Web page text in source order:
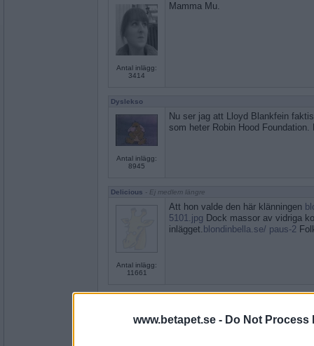
www.betapet.se - Do Not Process
Antal inlägg:
3414
Mamma Mu.
Dyslekso
Antal inlägg:
8945
Nu ser jag att Lloyd Blankfein
som heter Robin Hood
Delicious - Ej medlem längre
Antal inlägg:
11661
Att hon valde den här klänningen
5101.jpg Dock massor av vidriga
inlägget. blondinbella.se/ paus-2
Kul att hon kan överraska med en